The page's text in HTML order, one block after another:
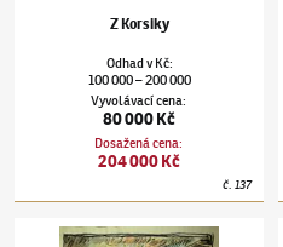
Z Korsiky
Odhadv Kč:
100 000–200 000
Vyvolávací cena:
80 000 Kč
Dosažená cena:
204 000 Kč
č.137
Otakar Nejedlý(1883–1957)Zátiší s globusem